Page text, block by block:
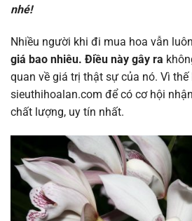
nhé!
Nhiều người khi đi mua hoa vẫn
giá bao nhiêu. Điều này gây ra
quan về giá trị thật sự của nó. Vì
sieuthihoalan.com để có cơ hội
chất lượng, uy tín nhất.